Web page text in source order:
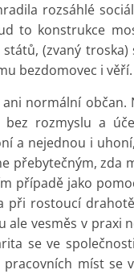
rozsáhlé
to konstrukce
států, (zvaný
bezdomovec i
normální občan.
bez rozmyslu a
a nejednou i
přebytečným, zda
případě jako
při rostoucí
vesměs v praxi
se ve
pracovních míst